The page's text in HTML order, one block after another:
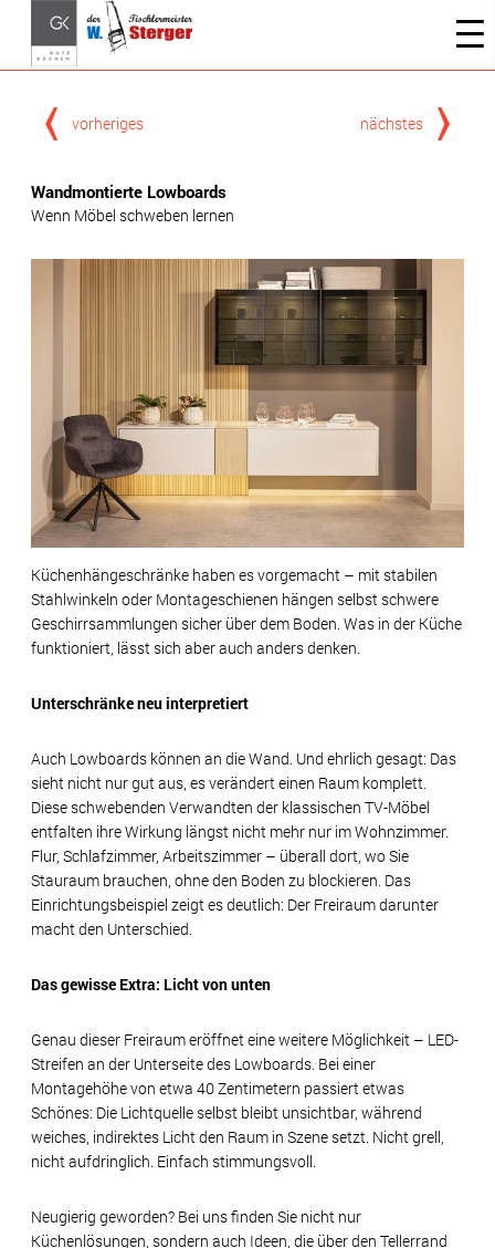
vorheriges nächstes
Wandmontierte Lowboards
Wenn Möbel schweben lernen
Küchenhängeschränke haben es vorgemacht – mit stabilen
Stahlwinkeln oder Montageschienen hängen selbst schwere
Geschirrsammlungen sicher über dem Boden. Was in der Küche
funktioniert, lässt sich aber auch anders denken.
Unterschränke neu interpretiert
Auch Lowboards können an die Wand. Und ehrlich gesagt: Das
sieht nicht nur gut aus, es verändert einen Raum komplett.
Diese schwebenden Verwandten der klassischen TV-Möbel
entfalten ihre Wirkung längst nicht mehr nur im Wohnzimmer.
Flur, Schlafzimmer, Arbeitszimmer – überall dort, wo Sie
Stauraum brauchen, ohne den Boden zu blockieren. Das
Einrichtungsbeispiel zeigt es deutlich: Der Freiraum darunter
macht den Unterschied.
Das gewisse Extra: Licht von unten
Genau dieser Freiraum eröffnet eine weitere Möglichkeit – LED-
Streifen an der Unterseite des Lowboards. Bei einer
Montagehöhe von etwa 40 Zentimetern passiert etwas
Schönes: Die Lichtquelle selbst bleibt unsichtbar, während
weiches, indirektes Licht den Raum in Szene setzt. Nicht grell,
nicht aufdringlich. Einfach stimmungsvoll.
Neugierig geworden? Bei uns finden Sie nicht nur
Küchenlösungen, sondern auch Ideen, die über den Tellerrand